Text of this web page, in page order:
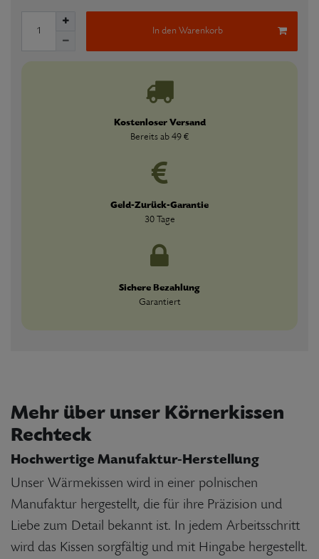
In den Warenkorb
Kostenloser Versand
Bereits ab 49 €
Geld-Zurück-Garantie
30 Tage
Sichere Bezahlung
Garantiert
Mehr über unser Körnerkissen
Rechteck
Hochwertige Manufaktur-Herstellung
Unser Wärmekissen wird in einer polnischen
Manufaktur hergestellt, die für ihre Präzision und
Liebe zum Detail bekannt ist. In jedem Arbeitsschritt
wird das Kissen sorgfältig und mit Hingabe hergestellt.